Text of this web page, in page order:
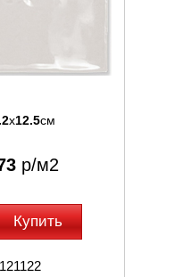
x12.5см
р/м2
Купить